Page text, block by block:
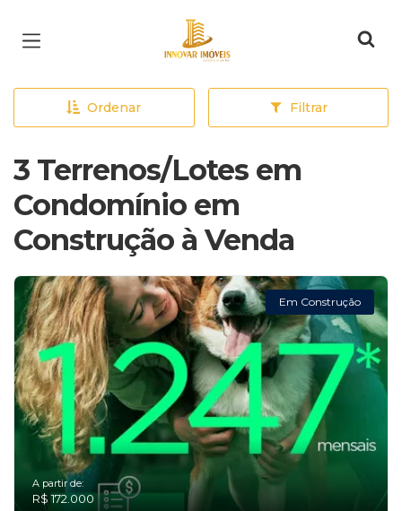
Página inicial
Ordenar Filtrar
3 Terrenos/Lotes em
Condomínio em
Construção à Venda
Em Construção
A partir de:
R$ 172.000